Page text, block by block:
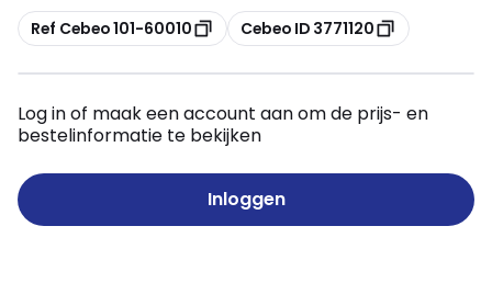
Kopiëren
Ref Cebeo 101-60010 Kopiëren
Cebeo ID 3771120
Log in of maak een account aan om de prijs- en
bestelinformatie te bekijken
Inloggen